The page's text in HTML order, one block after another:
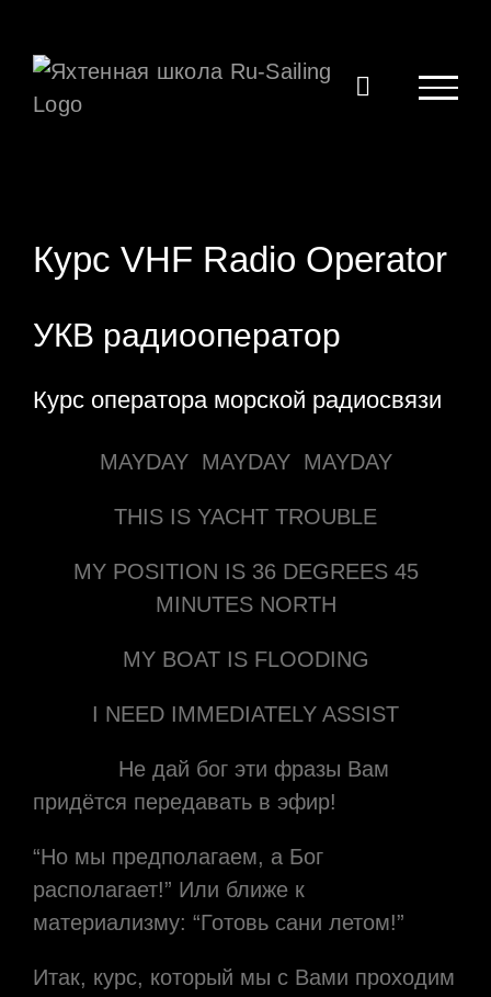
content
Курс VHF Radio Operator
УКВ радиооператор
Курс оператора морской радиосвязи
MAYDAY MAYDAY MAYDAY
THIS IS YACHT TROUBLE
MY POSITION IS 36 DEGREES 45
MINUTES NORTH
MY BOAT IS FLOODING
I NEED IMMEDIATELY ASSIST
Не дай бог эти фразы Вам
придётся передавать в эфир!
“Но мы предполагаем, а Бог
располагает!” Или ближе к
материализму: “Готовь сани летом!”
Итак, курс, который мы с Вами проходим